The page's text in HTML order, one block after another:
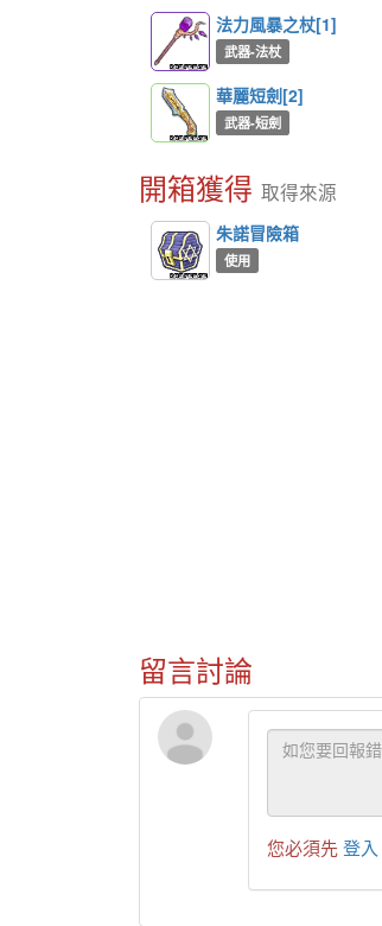
法力風暴之杖[1]
武器-法杖
華麗短劍[2]
武器-短劍
開箱獲得 取得來源
朱諾冒險箱
使用
留言討論
您必須先登入